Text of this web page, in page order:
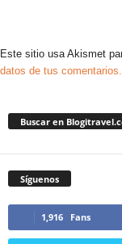
Este sitio usa Akismet
datos de tus comentarios.
Buscar en
Síguenos
1,916 Fans